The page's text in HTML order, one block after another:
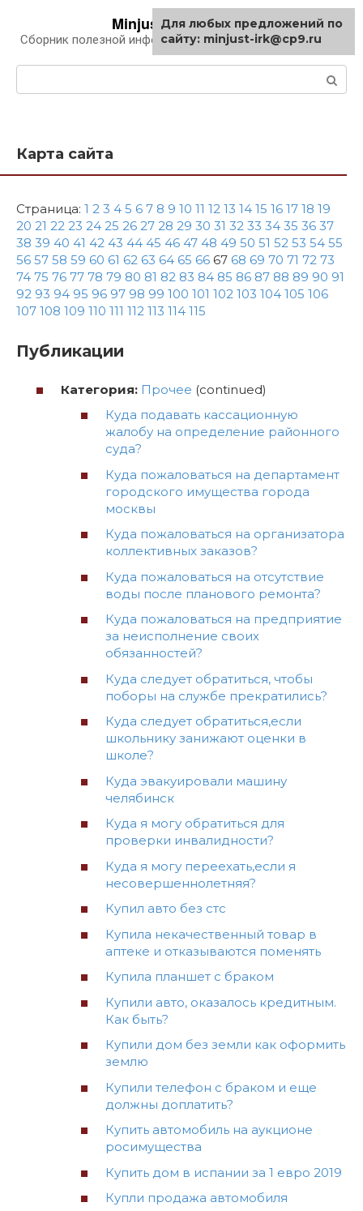
контенту
Minjust-irk.ru
Сборник полезной информации про автомобили
Карта сайта
Страница: 1 2 3 4 5 6 7 8 9 10 11 12 13 14 15 16 17 18 19
20 21 22 23 24 25 26 27 28 29 30 31 32 33 34 35 36 37
38 39 40 41 42 43 44 45 46 47 48 49 50 51 52 53 54 55
56 57 58 59 60 61 62 63 64 65 66 67 68 69 70 71 72 73
74 75 76 77 78 79 80 81 82 83 84 85 86 87 88 89 90 91
92 93 94 95 96 97 98 99 100 101 102 103 104 105 106
107 108 109 110 111 112 113 114 115
Публикации
Категория: Прочее (continued)
Куда подавать кассационную
жалобу на определение районного
суда?
Куда пожаловаться на департамент
городского имущества города
москвы
Куда пожаловаться на организатора
коллективных заказов?
Куда пожаловаться на отсутствие
воды после планового ремонта?
Куда пожаловаться на предприятие
за неисполнение своих
обязанностей?
Куда следует обратиться, чтобы
поборы на службе прекратились?
Куда следует обратиться,если
школьнику занижают оценки в
школе?
Куда эвакуировали машину
челябинск
Куда я могу обратиться для
проверки инвалидности?
Куда я могу переехать,если я
несовершеннолетняя?
Купил авто без стс
Купила некачественный товар в
аптеке и отказываются поменять
Купила планшет с браком
Купили авто, оказалось кредитным.
Как быть?
Купили дом без земли как оформить
землю
Купили телефон с браком и еще
должны доплатить?
Купить автомобиль на аукционе
росимущества
Купить дом в испании за 1 евро 2019
Купли продажа автомобиля
Для любых предложений по
сайту: minjust-irk@cp9.ru